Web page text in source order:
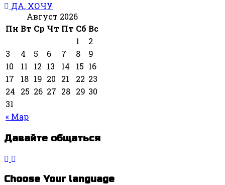
ДА, ХОЧУ
Август 2026
Пн Вт Ср Чт Пт Сб Вс
« Мар
1
2
3
4 5 6 7 8
9
10
11 12 13 14 15 16
17
18 19 20 21 22 23
24
25 26 27 28 29 30
31
Давайте общаться
Choose Your language